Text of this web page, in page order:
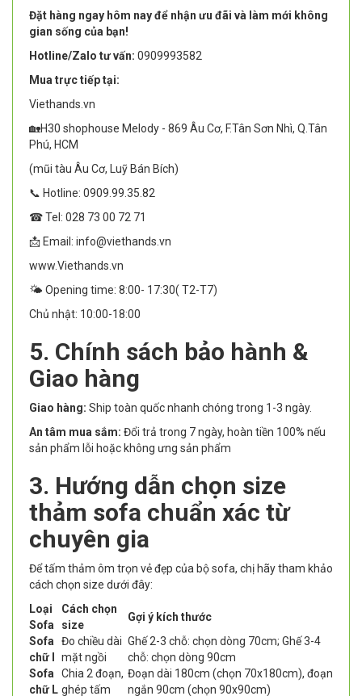
Đặt hàng ngay hôm nay để nhận ưu đãi và làm mới không
gian sống của bạn!
Hotline/Zalo tư vấn: 0909993582
Mua trực tiếp tại:
Viethands.vn
🏡H30 shophouse Melody - 869 Âu Cơ, F.Tân Sơn Nhì, Q.Tân
Phú, HCM
(mũi tàu Âu Cơ, Luỹ Bán Bích)
📞 Hotline: 0909.99.35.82
☎ Tel: 028 73 00 72 71
📩 Email: info@viethands.vn
www.Viethands.vn
🌤️ Opening time: 8:00- 17:30( T2-T7)
Chủ nhật: 10:00-18:00
5. Chính sách bảo hành &
Giao hàng
Giao hàng: Ship toàn quốc nhanh chóng trong 1-3 ngày.
An tâm mua sắm: Đổi trả trong 7 ngày, hoàn tiền 100% nếu
sản phẩm lỗi hoặc không ưng sản phẩm
3. Hướng dẫn chọn size
thảm sofa chuẩn xác từ
chuyên gia
Để tấm thảm ôm trọn vẻ đẹp của bộ sofa, chị hãy tham khảo
cách chọn size dưới đây:
Loại
Sofa
Cách chọn
size
Gợi ý kích thước
Sofa
chữ I
Đo chiều dài
mặt ngồi
Ghế 2-3 chỗ: chọn dòng 70cm; Ghế 3-4
chỗ: chọn dòng 90cm
Sofa
chữ L
Chia 2 đoạn,
ghép tấm
Đoạn dài 180cm (chọn 70x180cm), đoạn
ngắn 90cm (chọn 90x90cm)